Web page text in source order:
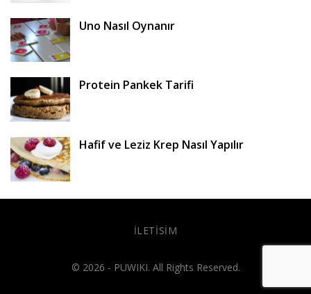
Uno Nasıl Oynanır
Protein Pankek Tarifi
Hafif ve Leziz Krep Nasıl Yapılır
İLETISIM
© 2026 - PUWIKI. All Rights Reserved.